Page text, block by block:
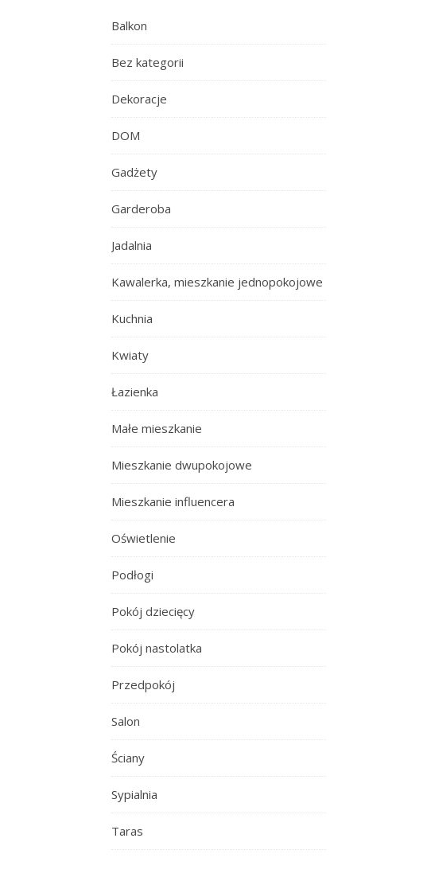
Balkon
Bez kategorii
Dekoracje
DOM
Gadżety
Garderoba
Jadalnia
Kawalerka, mieszkanie jednopokojowe
Kuchnia
Kwiaty
Łazienka
Małe mieszkanie
Mieszkanie dwupokojowe
Mieszkanie influencera
Oświetlenie
Podłogi
Pokój dziecięcy
Pokój nastolatka
Przedpokój
Salon
Ściany
Sypialnia
Taras